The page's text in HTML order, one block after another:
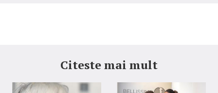
Citeste mai mult